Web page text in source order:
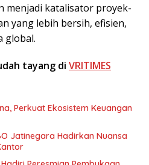
menjadi katalisator proyek-
yang lebih bersih, efisien,
global.
tayang di VRITIMES
Perkuat Ekosistem Keuangan
Jatinegara Hadirkan Nuansa